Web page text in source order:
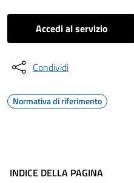
Accedi al servizio
Condividi
Normativa di riferimento
INDICE DELLA PAGINA